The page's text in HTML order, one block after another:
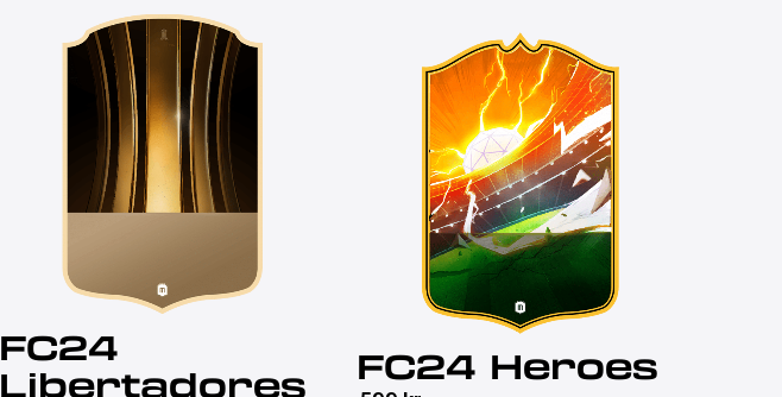
FC24
Libertadores FC24 Heroes